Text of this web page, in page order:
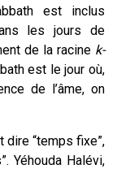
est inclus
les jours de
de la racine k-
est le jour où,
de l’âme, on
dire “temps fixe”,
Yéhouda Halévi,